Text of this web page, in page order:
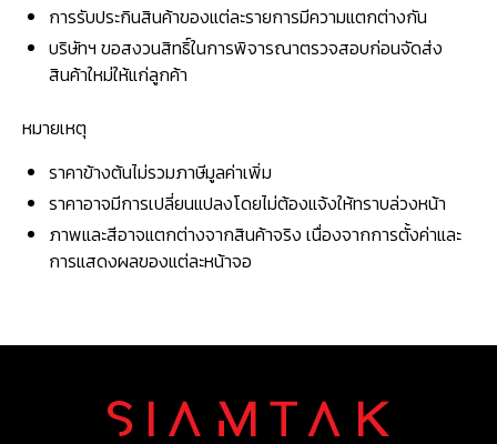
การรับประกินสินค้าของแต่ละรายการมีความแตกต่างกัน
บริษัทฯ ขอสงวนสิทธิ์ในการพิจารณาตรวจสอบก่อนจัดส่ง
สินค้าใหม่ให้แก่ลูกค้า
หมายเหตุ
ราคาข้างต้นไม่รวมภาษีมูลค่าเพิ่ม
ราคาอาจมีการเปลี่ยนแปลงโดยไม่ต้องแจ้งให้ทราบล่วงหน้า
ภาพและสีอาจแตกต่างจากสินค้าจริง เนื่องจากการตั้งค่าและ
การแสดงผลของแต่ละหน้าจอ